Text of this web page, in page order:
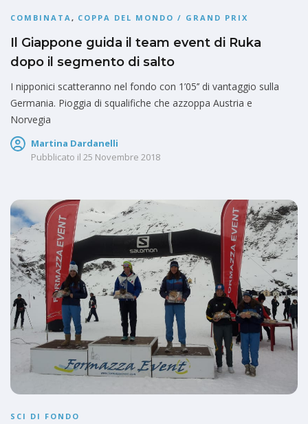
COMBINATA, COPPA DEL MONDO / GRAND PRIX
Il Giappone guida il team event di Ruka
dopo il segmento di salto
I nipponici scatteranno nel fondo con 1’05’’ di vantaggio sulla
Germania. Pioggia di squalifiche che azzoppa Austria e
Norvegia
Martina Dardanelli
Pubblicato il 25 Novembre 2018
SCI DI FONDO